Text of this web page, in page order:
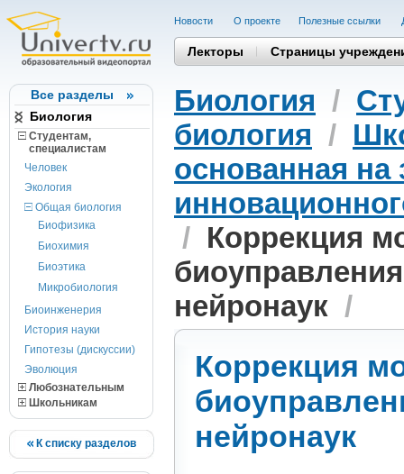
Все разделы
Биология
Студентам,
cпециалистам
Человек
Экология
Общая биология
Биофизика
Биохимия
Биоэтика
Микробиология
Биоинженерия
История науки
Гипотезы (дискуссии)
Эволюция
Любознательным
Школьникам
К списку разделов
Новости О проекте Полезные cсылки
Лекторы Страницы
Биология /
биология /
основанная на
/ Коррекция
нейронаук /
Коррекция
нейронаук